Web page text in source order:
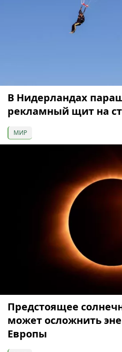
В Нидерландах
рекламный щит на
МИР
Предстоящее
может осложнить
Европы